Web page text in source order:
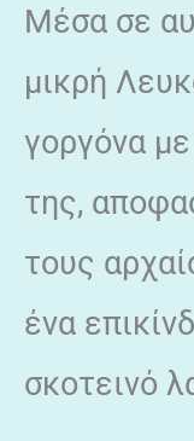
Μέσα σε
μικρή
γοργόνα
της,
τους
ένα
σκοτεινό